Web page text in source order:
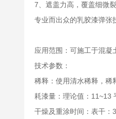
7、遮盖力高，覆盖细微裂
专业而出众的乳胶漆弹张
应用范围：可施工于混凝
技术参数：
稀释：使用清水稀释，稀
耗漆量：理论值：11~13
干燥及重涂时间：表干：